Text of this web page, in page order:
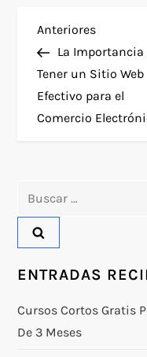
N
a
v
a
c
ó
Entrada
anterior
Anteriores
La Importancia
Tener un Sitio Web
Efectivo para el
Comercio
ENTRADAS
Cursos Cortos Gratis
De 3 Meses